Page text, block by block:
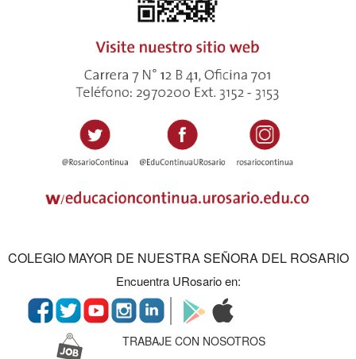
COLEGIO MAYOR DE NUESTRA SEÑORA DEL ROSARIO
Encuentra URosario en:
TRABAJE CON NOSOTROS